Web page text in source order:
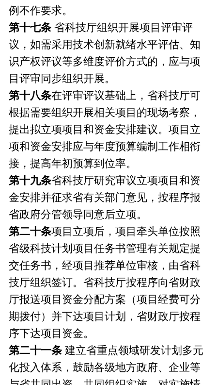
例不作要求。
第十七条 省科技厅组织开展项目评审评
议，如需采用技术创新就绪水平评估、知
识产权评议等多维度评价方式的，应与项
目评审同步组织开展。
第十八条在评审评议基础上，省科技厅可
根据需要组织开展相关项目的现场考察，
提出拟立项项目和资金安排建议。项目立
项和资金安排应与年度预算编制工作相衔
接，提高年初预算到位率。
第十九条省科技厅研究审议立项项目和资
金安排并征求省有关部门意见，按程序报
省政府分管领导同意后立项。
第二十条项目立项后，项目牵头单位按照
省级科技计划项目任务书管理有关规定提
交任务书，经项目推荐单位审核，由省科
技厅组织签订。省科技厅按程序向省财政
厅报送项目资金分配方案（项目经费可分
期拨付）并下达项目计划，省财政厅按程
序下达项目资金。
第二十一条 建立省重点领域研发计划多元
化投入体系，鼓励各级地方政府、企业等